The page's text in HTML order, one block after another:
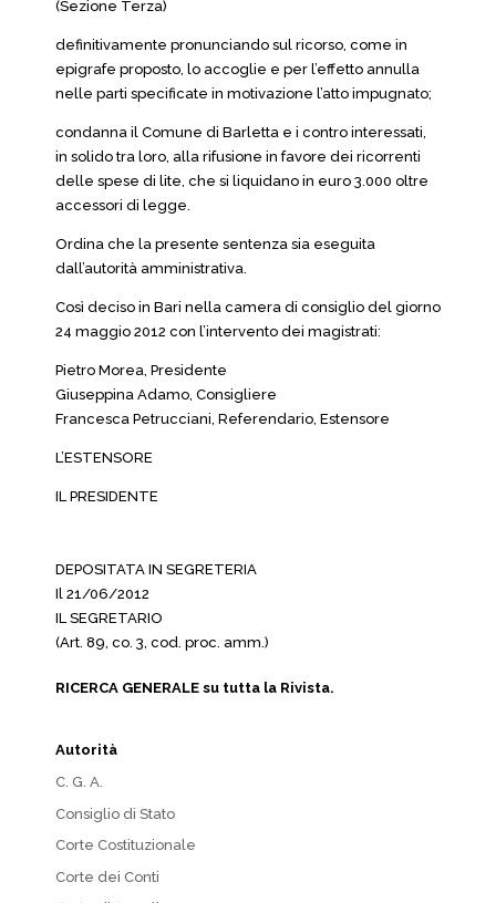
(Sezione Terza)
definitivamente pronunciando sul ricorso, come in
epigrafe proposto, lo accoglie e per l’effetto annulla
nelle parti specificate in motivazione l’atto impugnato;
condanna il Comune di Barletta e i contro interessati,
in solido tra loro, alla rifusione in favore dei ricorrenti
delle spese di lite, che si liquidano in euro 3.000 oltre
accessori di legge.
Ordina che la presente sentenza sia eseguita
dall’autorità amministrativa.
Così deciso in Bari nella camera di consiglio del giorno
24 maggio 2012 con l’intervento dei magistrati:
Pietro Morea, Presidente
Giuseppina Adamo, Consigliere
Francesca Petrucciani, Referendario, Estensore
L’ESTENSORE
IL PRESIDENTE
DEPOSITATA IN SEGRETERIA
Il 21/06/2012
IL SEGRETARIO
(Art. 89, co. 3, cod. proc. amm.)
RICERCA GENERALE su tutta la Rivista.
Autorità
C. G. A.
Consiglio di Stato
Corte Costituzionale
Corte dei Conti